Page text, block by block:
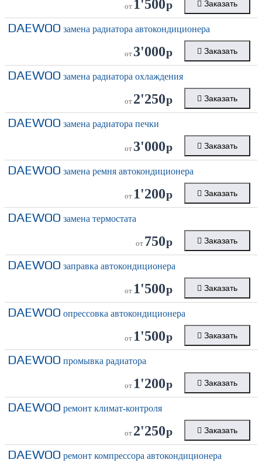
от 1'500р Заказать
DAEWOO замена радиатора автокондиционера
от 3'000р Заказать
DAEWOO замена радиатора охлаждения
от 2'250р Заказать
DAEWOO замена радиатора печки
от 3'000р Заказать
DAEWOO замена ремня автокондиционера
от 1'200р Заказать
DAEWOO замена термостата
от 750р Заказать
DAEWOO заправка автокондиционера
от 1'500р Заказать
DAEWOO опрессовка автокондиционера
от 1'500р Заказать
DAEWOO промывка радиатора
от 1'200р Заказать
DAEWOO ремонт климат-контроля
от 2'250р Заказать
DAEWOO ремонт компрессора автокондиционера